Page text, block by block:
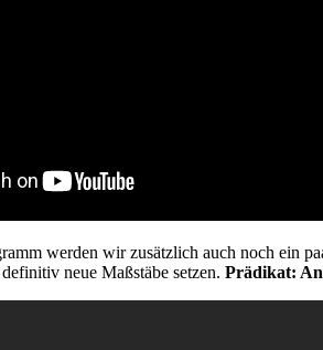
werden wir zusätzlich auch noch ein
neue Maßstäbe setzen. Prädikat: